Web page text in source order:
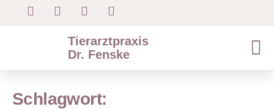
Tierarztpraxis
Dr. Fenske
Schlagwort: